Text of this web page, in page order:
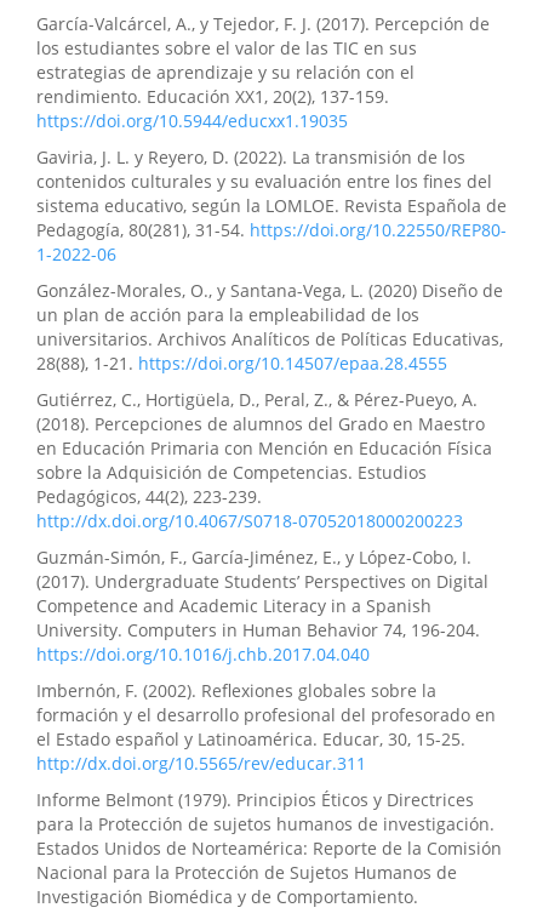
García-Valcárcel, A., y Tejedor, F. J. (2017). Percepción de
los estudiantes sobre el valor de las TIC en sus
estrategias de aprendizaje y su relación con el
rendimiento. Edu­cación XX1, 20(2), 137-159.
https://doi.org/10.5944/educxx1.19035
Gaviria, J. L. y Reyero, D. (2022). La transmisión de los
contenidos culturales y su evaluación entre los fines del
sistema educativo, según la LOMLOE. Revista Española de
Pedagogía, 80(281), 31-54. https://doi.org/10.22550/REP80-
1-2022-06
González-Morales, O., y Santana-Vega, L. (2020) Diseño de
un plan de acción para la empleabilidad de los
universitarios. Archivos Analíticos de Políticas Educativas,
28(88), 1-21. https://doi.org/10.14507/epaa.28.4555
Gutiérrez, C., Hortigüela, D., Peral, Z., & Pérez-Pueyo, A.
(2018). Percepciones de alumnos del Grado en Maestro
en Educación Primaria con Mención en Educación Física
sobre la Adquisición de Competencias. Estudios
Pedagógicos, 44(2), 223-239.
http://dx.doi.org/10.4067/S0718-07052018000200223
Guzmán-Simón, F., García-Jiménez, E., y López-Cobo, I.
(2017). Undergraduate Stu­dents’ Perspectives on Digital
Competence and Academic Literacy in a Spanish
University. Computers in Human Behavior 74, 196-204.
https://doi.org/10.1016/j.chb.2017.04.040
Imbernón, F. (2002). Reflexiones globales sobre la
formación y el desarrollo profesional del profesorado en
el Estado español y Latinoamérica. Educar, 30, 15-25.
http://dx.doi.org/10.5565/rev/educar.311
Informe Belmont (1979). Principios Éticos y Directrices
para la Protección de sujetos humanos de investigación.
Estados Unidos de Norteamérica: Reporte de la Comisión
Nacional para la Protección de Sujetos Humanos de
Investigación Biomédica y de Comportamiento.